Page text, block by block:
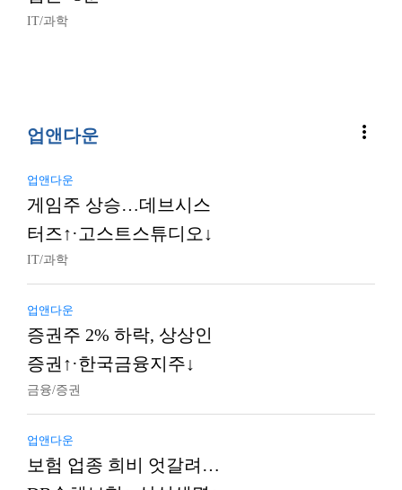
IT/과학
업앤다운 more_vert
업앤다운
게임주 상승…데브시스
터즈↑·고스트스튜디오↓
IT/과학
업앤다운
증권주 2% 하락, 상상인
증권↑·한국금융지주↓
금융/증권
업앤다운
보험 업종 희비 엇갈려…